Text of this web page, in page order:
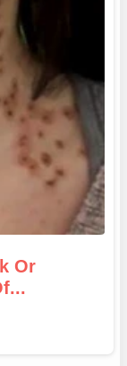
Or